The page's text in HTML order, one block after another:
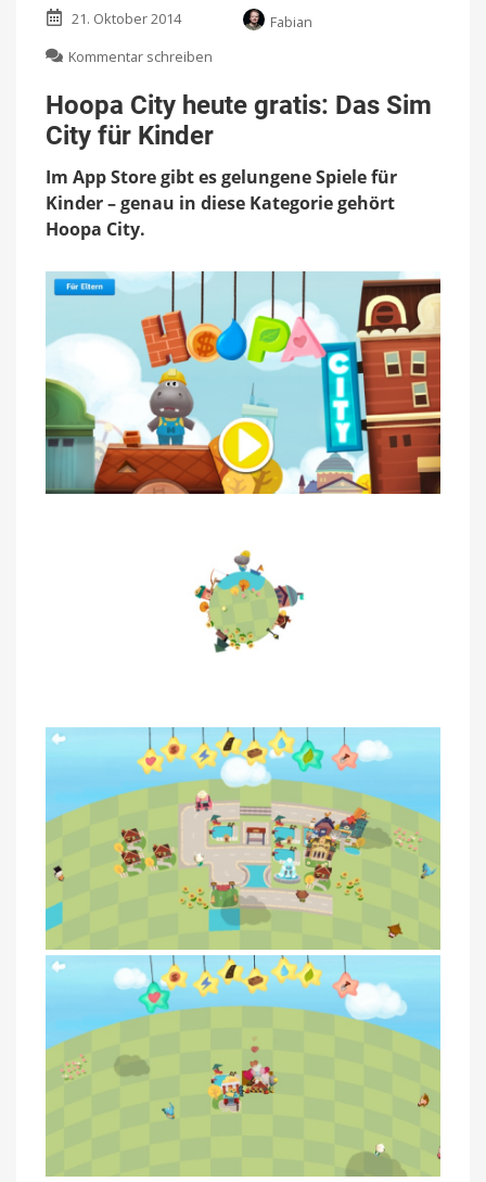
21. Oktober 2014
Fabian
Kommentar schreiben
City
heute
gratis:
Sim
City
Hoopa City heute gratis: Das Sim
City für Kinder
Im App Store gibt es gelungene Spiele für
Kinder – genau in diese Kategorie gehört
Hoopa City.